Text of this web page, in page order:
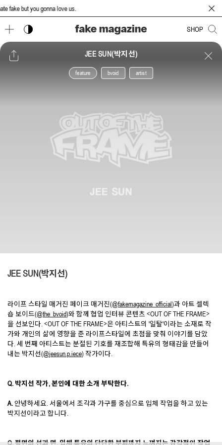
fake but you gonna love us.
다크 모드 토글 SHOP
JEE SUN(박지선)
feature bvoid artist
JEE SUN(박지선)
라이프 스타일 매거진 페이크 매거진(@fakemagazine_official)과 아트 셀렉
숍 보이드(@the_bvoid)와 함께 협업 인터뷰 콘텐츠 <OUT OF THE FRAME>
을 선보인다. <OUT OF THE FRAME>은 아티스트의 '일탈'이라는 소재로 작
가와 개인의 삶에 영향을 준 라이프스타일에 초점을 맞춰 이야기를 담았
다. 세 번째 아티스트는 분절된 기호를 재조합해 특유의 형태감을 만들어
내는 박지선(@jeesun.p.iece) 작가이다.
Q. 박지선 작가, 본인에 대한 소개 부탁한다.
A. 안녕하세요. 서울에서 조각과 가구를 중심으로 입체 작업을 하고 있는
박지선이라고 합니다.
Q. 평면의 선과 면, 입체 특유의 단단한 부피까지 느껴지는 감각적인 작업